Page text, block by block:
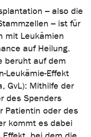
– also die
– ist für
mit Leukämien
auf Heilung.
beruht auf dem
Leukämie-Effekt
GvL): Mithilfe der
des Spenders
Patientin oder des
kommt es dabei